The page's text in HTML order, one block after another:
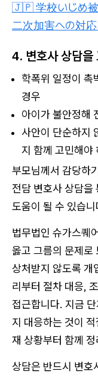
🇯🇵 学校いじめ被
二次加害への対
4. 변호사 상담을
학폭위 일정이 촉
경우
아이가 불안정해
사안이 단순하지
지 함께 고민해야
부모님께서 감당하
전담 변호사 상담을
도움이 될 수 있습니
법무법인 슈가스퀘
옳고 그름의 문제로
상처받지 않도록 개
리부터 절차 대응,
접근합니다. 지금
지 대응하는 것이
재 상황부터 함께
상담은 반드시 변호